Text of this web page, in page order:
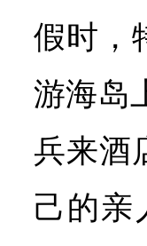
假时，
游海岛
兵来酒
己的亲